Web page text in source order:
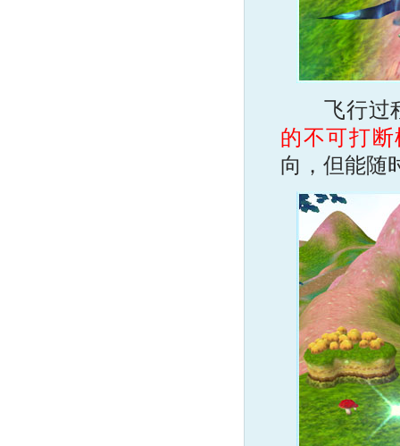
飞行过程
的不可打
向，但能随